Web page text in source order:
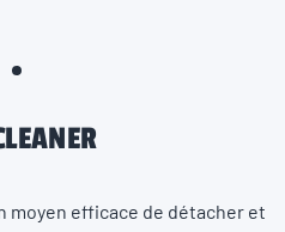
moyen efficace de détacher et